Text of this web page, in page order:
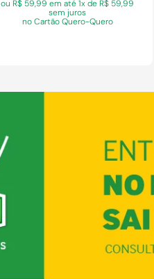
ou R$ 59,99 ematé 1x de R$ 59,99
sem juros
no Cartão Quero-Quero